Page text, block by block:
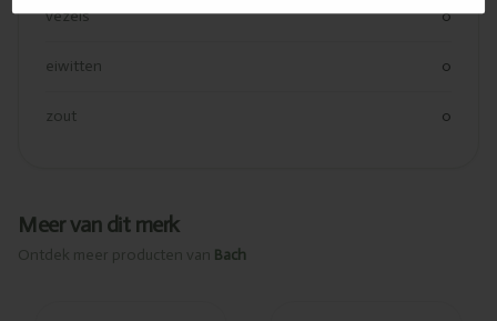
vezels 0
eiwitten 0
zout 0
Meer van dit merk
Ontdek meer producten van Bach